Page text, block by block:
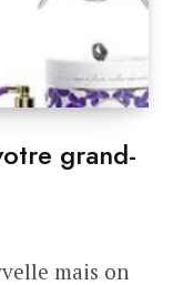
grand-
mais on